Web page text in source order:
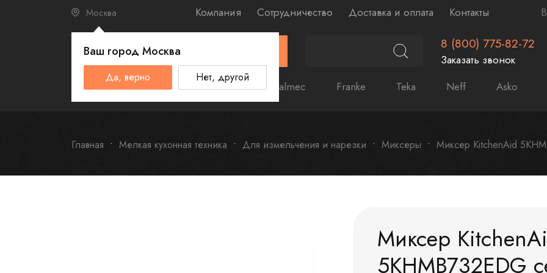
Москва
Ваш город Москва
Да, верно Нет, другой
Компания Сотрудничество Доставка и оплата Контакты
8 (800) 775-82-72
Заказать звонок
Schulthess Smeg Omoikiri Falmec Franke Teka Neff Asko
Главная Мелкая кухонная техника Для измельчения и нарезки Миксеры Миксер KitchenAid
Миксер
5KHMB732EDG